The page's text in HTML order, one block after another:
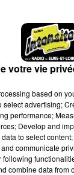
votre vie
based on
advertising;
performance;
Develop and
to select
communicate
combine data